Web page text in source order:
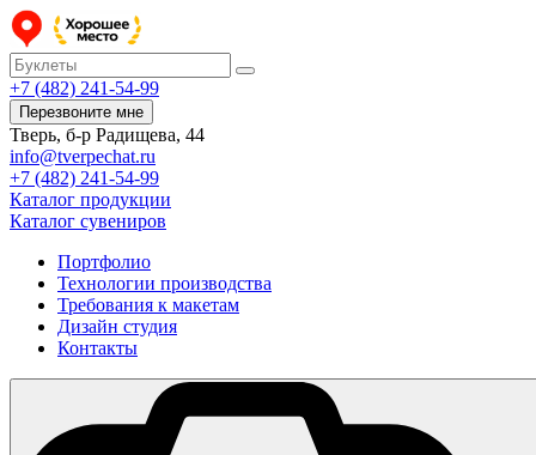
+7 (482) 241-54-99
Перезвоните мне
Тверь, б-р Радищева, 44
info@tverpechat.ru
+7 (482) 241-54-99
Каталог продукции
Каталог сувениров
Портфолио
Технологии производства
Требования к макетам
Дизайн студия
Контакты